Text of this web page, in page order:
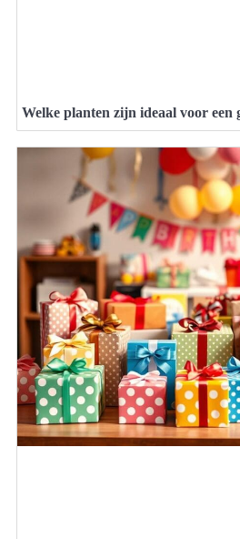
Welke planten zijn ideaal voor een